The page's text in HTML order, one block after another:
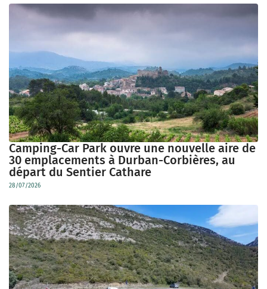
Camping-Car Park ouvre une nouvelle aire de
30 emplacements à Durban-Corbières, au
départ du Sentier Cathare
28/07/2026